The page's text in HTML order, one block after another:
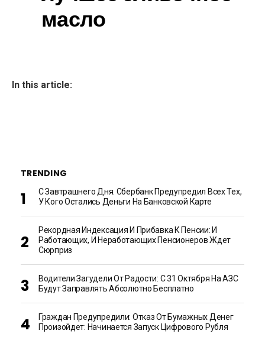
масло
In this article:
TRENDING
С Завтрашнего Дня. Сбербанк Предупредил Всех Тех,
У Кого Остались Деньги На Банковской Карте
Рекордная Индексация И Прибавка К Пенсии: И
Работающих, И Неработающих Пенсионеров Ждет
Сюрприз
Водители Загудели От Радости: С 31 Октября На АЗС
Будут Заправлять Абсолютно Бесплатно
Граждан Предупредили: Отказ От Бумажных Денег
Произойдет: Начинается Запуск Цифрового Рубля